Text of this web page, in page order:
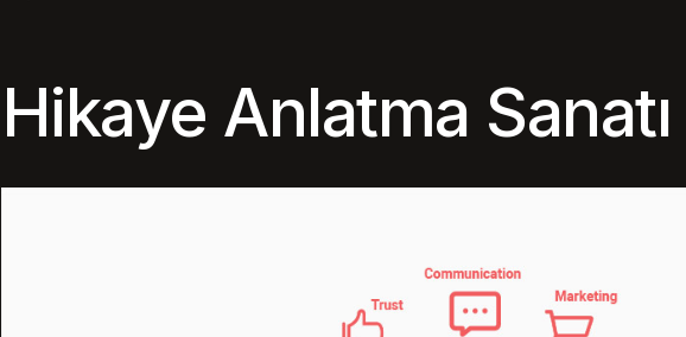
Hikaye Anlatma Sanatı